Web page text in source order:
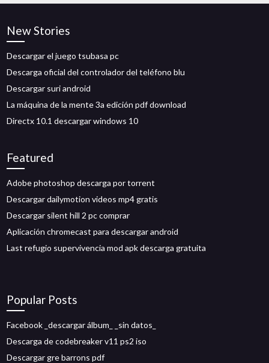
New Stories
Descargar el juego tsubasa pc
Descarga oficial del controlador del teléfono blu
Descargar suri android
La máquina de la mente 3a edición pdf download
Directx 10.1 descargar windows 10
Featured
Adobe photoshop descarga por torrent
Descargar dailymotion videos mp4 gratis
Descargar silent hill 2 pc comprar
Aplicación chromecast para descargar android
Last refugio supervivencia mod apk descarga gratuita
Popular Posts
Facebook _descargar álbum_ _sin datos_
Descarga de codebreaker v11 ps2 iso
Descargar gre barrons pdf